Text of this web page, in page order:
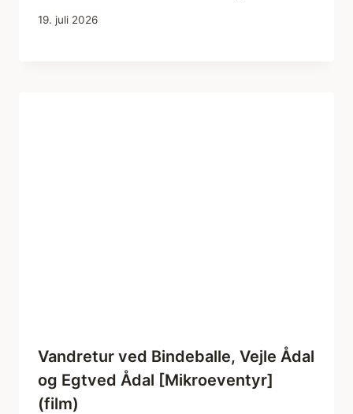
19. juli 2026
Vandretur ved Bindeballe, Vejle Ådal
og Egtved Ådal [Mikroeventyr]
(film)